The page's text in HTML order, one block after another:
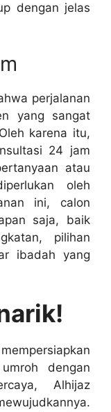
dengan jelas
perjalanan
yang sangat
karena itu,
24 jam
atau
oleh
ini, calon
saja, baik
pilihan
ibadah yang
dengan
Alhijaz